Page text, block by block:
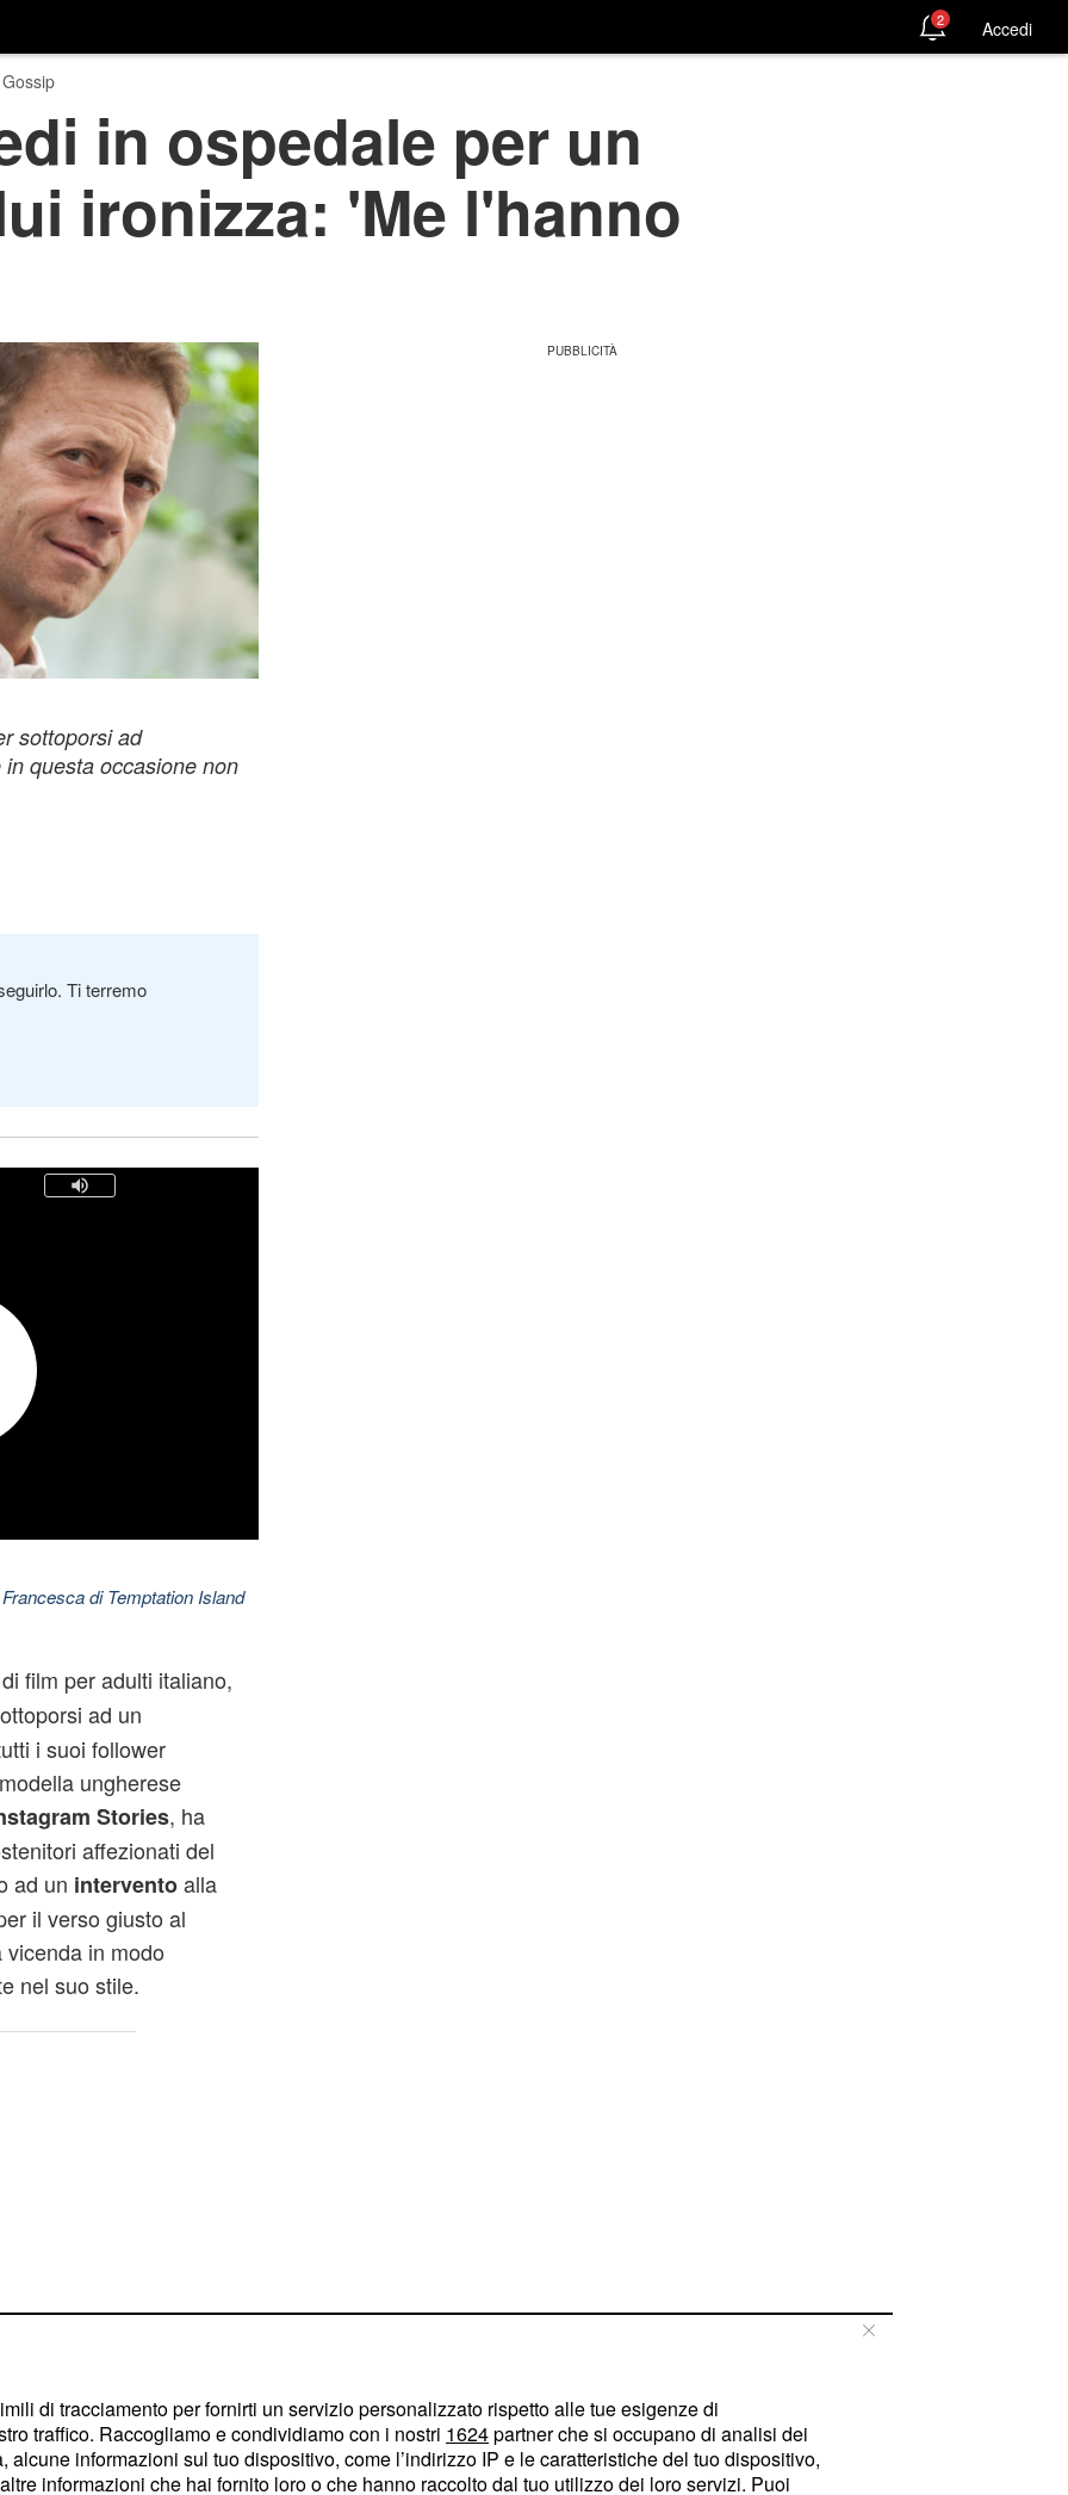
2 Accedi
in ospedale per un
ironizza: 'Me l'hanno
sottoporsi ad
questa occasione non
Ti terremo
di Temptation Island
film per adulti italiano,
ad un
i suoi follower
ungherese
Stories, ha
affezionati del
ad un interventoalla
il verso giusto al
in modo
nel suo stile.
tagliato'.
di tracciamento per fornirti un servizio personalizzato rispetto alle tue esigenze di
traffico. Raccogliamo e condividiamo con i nostri 1624partner che si occupano di analisi dei
informazioni sul tuo dispositivo, come l’indirizzo IP e le caratteristiche del tuo dispositivo,
informazioni che hai fornito loro o che hanno raccolto dal tuo utilizzo dei loro servizi. Puoi